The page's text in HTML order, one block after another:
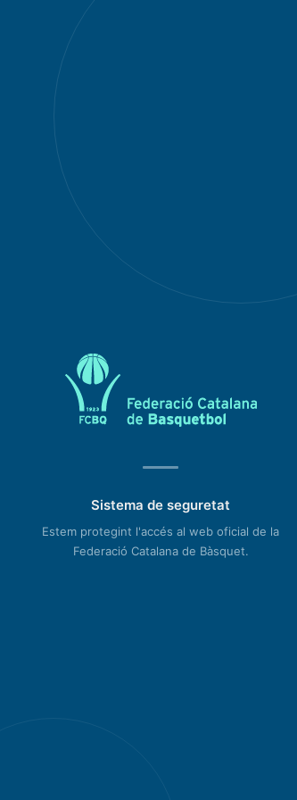
Sistema de seguretat
Estem protegint l'accés al web oficial de la
Federació Catalana de Bàsquet.